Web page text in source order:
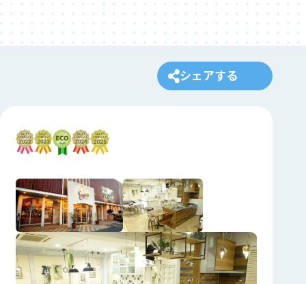
シェアする